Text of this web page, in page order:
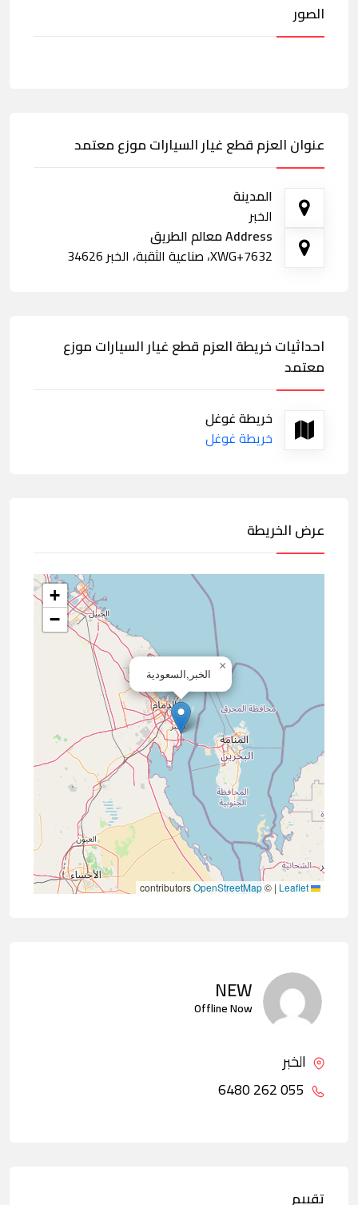
الصور
عنوان العزم قطع غيار السيارات موزع معتمد
المدينة
الخبر
Address معالم الطريق
7632+XWG، صناعية الثقبة، الخبر 34626
احداثيات خريطة العزم قطع غيار السيارات موزع
معتمد
خريطة غوغل
خريطة غوغل
عرض الخريطة
الخبر,السعودية
×
+
−
|
©
OpenStreetMap
NEW
Offline Now
الخبر
تقييم